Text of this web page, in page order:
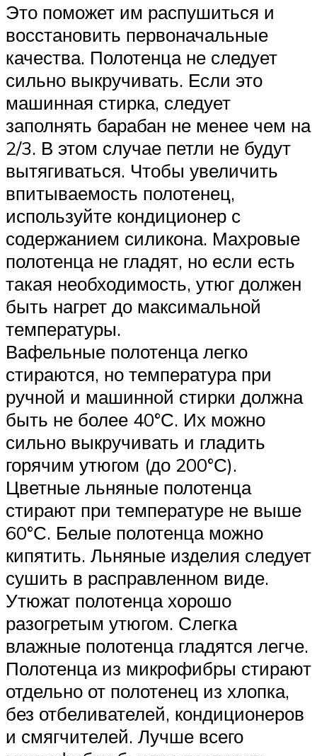
Это поможет им распушиться и
восстановить первоначальные
качества. Полотенца не следует
сильно выкручивать. Если это
машинная стирка, следует
заполнять барабан не менее чем на
2/3. В этом случае петли не будут
вытягиваться. Чтобы увеличить
впитываемость полотенец,
используйте кондиционер с
содержанием силикона. Махровые
полотенца не гладят, но если есть
такая необходимость, утюг должен
быть нагрет до максимальной
температуры.
Вафельные полотенца легко
стираются, но температура при
ручной и машинной стирки должна
быть не более 40°С. Их можно
сильно выкручивать и гладить
горячим утюгом (до 200°С).
Цветные льняные полотенца
стирают при температуре не выше
60°С. Белые полотенца можно
кипятить. Льняные изделия следует
сушить в расправленном виде.
Утюжат полотенца хорошо
разогретым утюгом. Слегка
влажные полотенца гладятся легче.
Полотенца из микрофибры стирают
отдельно от полотенец из хлопка,
без отбеливателей, кондиционеров
и смягчителей. Лучше всего